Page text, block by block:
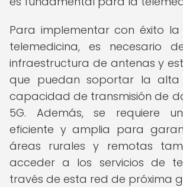
Para implementar con éxito
telemedicina, es necesario
infraestructura de antenas y
que puedan soportar la alta
capacidad de transmisión de
5G. Además, se requiere
eficiente y amplia para
áreas rurales y remotas
acceder a los servicios de
través de esta red de próxima